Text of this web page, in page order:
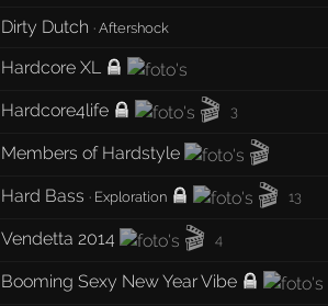
Dirty Dutch ·Aftershock
Hardcore XL
Hardcore4life
🎬 3
Members of Hardstyle
🎬
Hard Bass · Exploration 🎬 13
Vendetta 2014
🎬 4
Booming Sexy New Year Vibe